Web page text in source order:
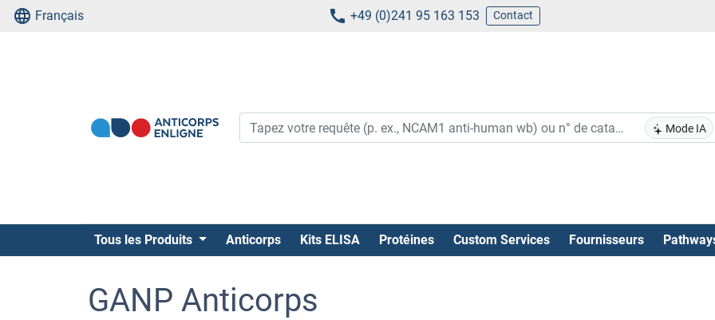
Français +49 (0)241 95 163 153 Contact
Mode IA
Tous les Produits Anticorps Kits ELISA Protéines Custom Services Fournisseurs
GANP Anticorps